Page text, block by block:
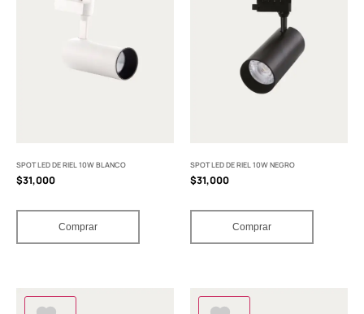
SPOT LED DE RIEL 10W BLANCO
$31,000
Comprar
SPOT LED DE RIEL 10W NEGRO
$31,000
Comprar